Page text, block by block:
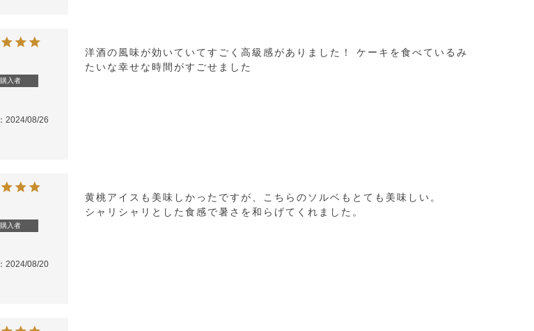
購入者
2024/08/26
洋酒の風味が効いていてすごく高級感がありました！ ケーキを食べているみ
たいな幸せな時間がすごせました
購入者
2024/08/20
黄桃アイスも美味しかったですが、こちらのソルベもとても美味しい。
シャリシャリとした食感で暑さを和らげてくれました。